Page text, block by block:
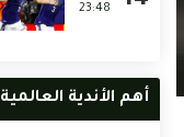
23:48
أهم الأندية العالمية